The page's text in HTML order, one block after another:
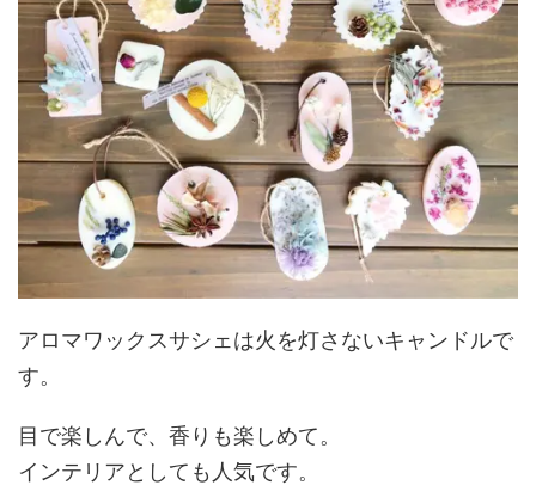
アロマワックスサシェは火を灯さないキャンドルで
す。
目で楽しんで、香りも楽しめて。
インテリアとしても人気です。